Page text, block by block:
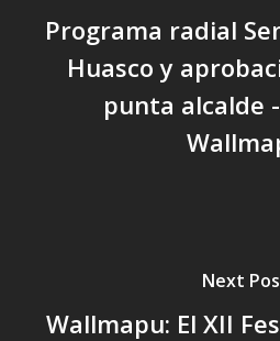
Programa radial
Huasco y
punta alcalde
Next
Wallmapu: El XII